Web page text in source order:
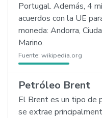
Portugal. Además, 4
acuerdos con la UE
moneda: Andorra,
Marino.
Fuente: wikipedia.org
Petróleo Brent
El Brent es un tipo de
se extrae